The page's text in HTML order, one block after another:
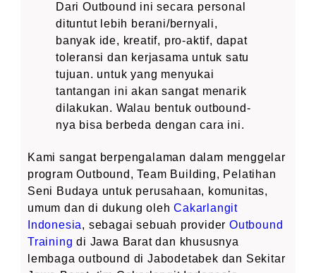
Dari Outbound ini secara personal
dituntut lebih berani/bernyali,
banyak ide, kreatif, pro-aktif, dapat
toleransi dan kerjasama untuk satu
tujuan. untuk yang menyukai
tantangan ini akan sangat menarik
dilakukan. Walau bentuk outbound-
nya bisa berbeda dengan cara ini.
Kami sangat berpengalaman dalam menggelar
program Outbound, Team Building, Pelatihan
Seni Budaya untuk perusahaan, komunitas,
umum dan di dukung olehCakarlangit
Indonesia, sebagai sebuah providerOutbound
Training di Jawa Barat dan khususnya
lembaga outbound di Jabodetabek dan Sekitar